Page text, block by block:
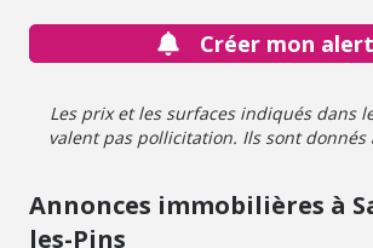
gardant l'esprit ancien du lieu - Chauffage
chauffant rez-de-chaussée et radiateurs
changée en 2022) - Tableau électrique
VMC double flux. Jardin agréable,
avec abris de jardin et récupérateur
Honoraires Négo Inclus : 379 600 € dont
Négo TTC charge acquéreur - Prix Hors
000 € - Réf : 136c
Créer mon
Les prix et les surfaces indiqués dans
valent pas pollicitation. Ils sont
Annonces immobilières à
les-Pins